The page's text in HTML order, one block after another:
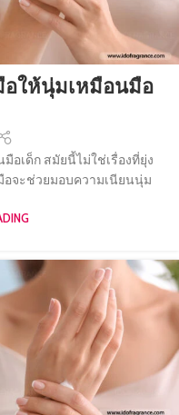
อให้นุ่มเหมือนมือ
อเด็ก สมัยนี้ไม่ใช่เรื่องที่ยุ่ง
อจะช่วยมอบความเนียนนุ่ม